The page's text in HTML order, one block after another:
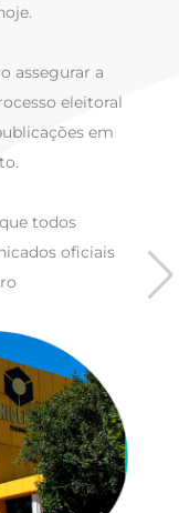
assegurar a
eleitoral
em
todos
oficiais